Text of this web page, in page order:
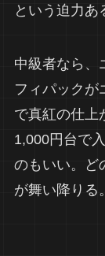
という迫力あ
中級者なら、
フィパックが
で真紅の仕上
1,000円台で
のもいい。ど
が舞い降りる。